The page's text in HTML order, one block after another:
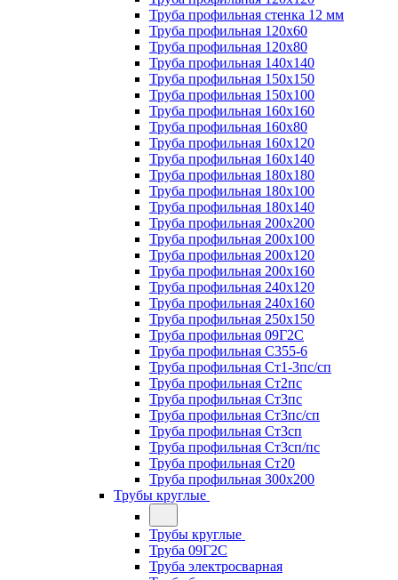
Труба профильная стенка 12 мм
Труба профильная 120х60
Труба профильная 120х80
Труба профильная 140х140
Труба профильная 150х150
Труба профильная 150х100
Труба профильная 160х160
Труба профильная 160х80
Труба профильная 160х120
Труба профильная 160х140
Труба профильная 180х180
Труба профильная 180х100
Труба профильная 180х140
Труба профильная 200х200
Труба профильная 200х100
Труба профильная 200х120
Труба профильная 200х160
Труба профильная 240х120
Труба профильная 240х160
Труба профильная 250х150
Труба профильная 09Г2С
Труба профильная С355-6
Труба профильная Ст1-3пс/сп
Труба профильная Ст2пс
Труба профильная Ст3пс
Труба профильная Ст3пс/сп
Труба профильная Ст3сп
Труба профильная Ст3сп/пс
Труба профильная Ст20
Труба профильная 300х200
Трубы круглые
Трубы круглые
Труба 09Г2С
Труба электросварная